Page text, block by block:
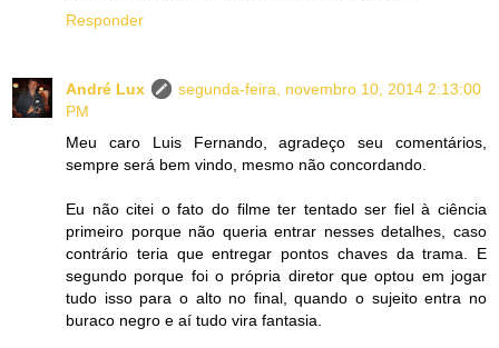
Responder
André Lux
segunda-feira, novembro 10, 2014 2:13:00
PM
Meu caro Luis Fernando, agradeço seu comentários,
sempre será bem vindo, mesmo não concordando.
Eu não citei o fato do filme ter tentado ser fiel à ciência
primeiro porque não queria entrar nesses detalhes, caso
contrário teria que entregar pontos chaves da trama. E
segundo porque foi o própria diretor que optou em jogar
tudo isso para o alto no final, quando o sujeito entra no
buraco negro e aí tudo vira fantasia.